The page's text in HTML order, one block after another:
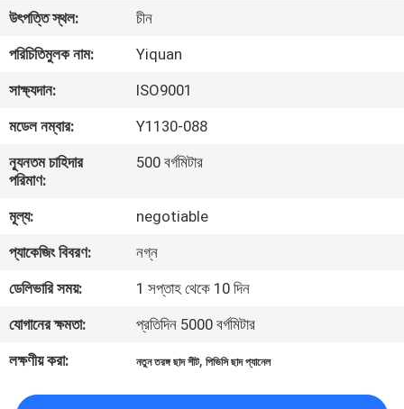
আমাদের
সম্পর্কে
কারখানা
ভ্রমণ
নিয়ন্ত্রণ
যোগাযোগ
করুন
BLOG
উৎপত্তি স্থল:
চীন
পরিচিতিমুলক নাম:
Yiquan
সাক্ষ্যদান:
ISO9001
মডেল নম্বার:
Y1130-088
ন্যূনতম চাহিদার
পরিমাণ:
500 বর্গমিটার
মূল্য:
negotiable
প্যাকেজিং বিবরণ:
নগ্ন
ডেলিভারি সময়:
1 সপ্তাহ থেকে 10 দিন
যোগানের ক্ষমতা:
প্রতিদিন 5000 বর্গমিটার
লক্ষণীয় করা:
নতুন তরঙ্গ ছাদ শীট,পিভিসি ছাদ প্যানেল